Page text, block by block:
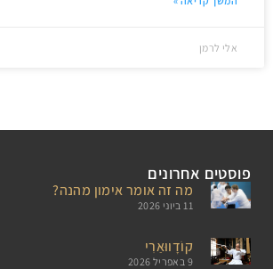
אלי לרמן
פוסטים אחרונים
מה זה אומר אימון מהנה?
11 ביוני 2026
קוֹדָווּאַרִי
9 באפריל 2026